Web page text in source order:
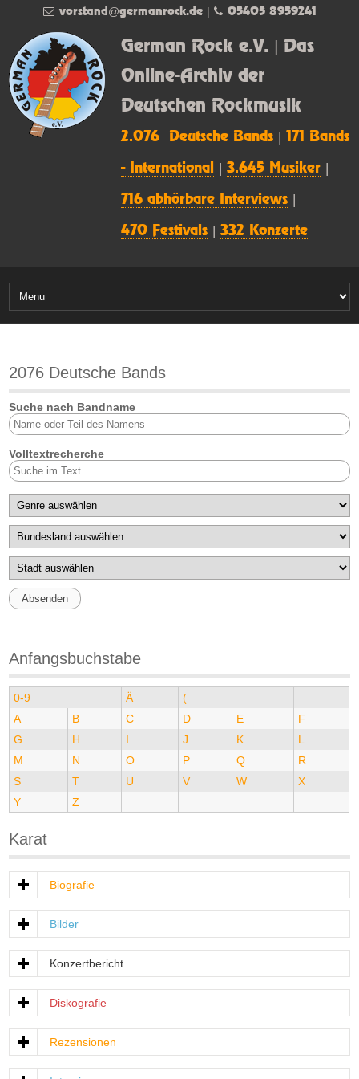
German Rock e.V. | Das
Online-Archiv der
Deutschen Rockmusik
2.076 Deutsche Bands |171 Bands
- International |3.645 Musiker
716 abhörbare Interviews
470 Festivals |332 Konzerte
vorstand@germanrock.de| 05405 8959241
2076 Deutsche Bands
Suche nach Bandname
Volltextrecherche
Anfangsbuchstabe
0-9 Ä
(
A
B C D E
F
G
H I J K
L
M
N O P Q
R
S
T U V W
X
Y
Z
Karat
Biografie
Bilder
Konzertbericht
Diskografie
Rezensionen